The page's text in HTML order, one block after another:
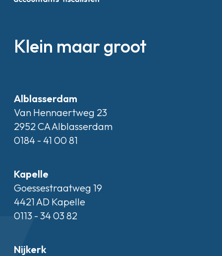
Klein maar groot
Alblasserdam
Van Hennaertweg 23
2952 CA Alblasserdam
0184 - 41 00 81
Kapelle
Goessestraatweg 19
4421 AD Kapelle
0113 - 34 03 82
Nijkerk